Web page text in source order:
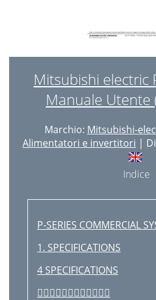
Mitsubishi electric
Manuale Utente
Marchio: Mitsubishi-
Alimentatori e invertitori |
Indice
P-SERIES COMMERCIAL
1. SPECIFICATIONS
4 SPECIFICATIONS
